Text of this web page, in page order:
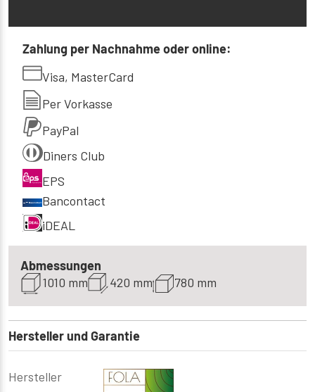
Zahlung per Nachnahme oder online:
Visa, MasterCard
Per Vorkasse
PayPal
Diners Club
EPS
Bancontact
iDEAL
Abmessungen
1010 mm
420 mm 780 mm
Hersteller und Garantie
Hersteller